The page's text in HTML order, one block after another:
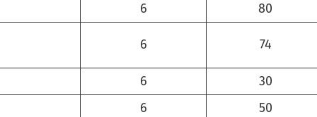
6 80
6 74
6 30
6 50